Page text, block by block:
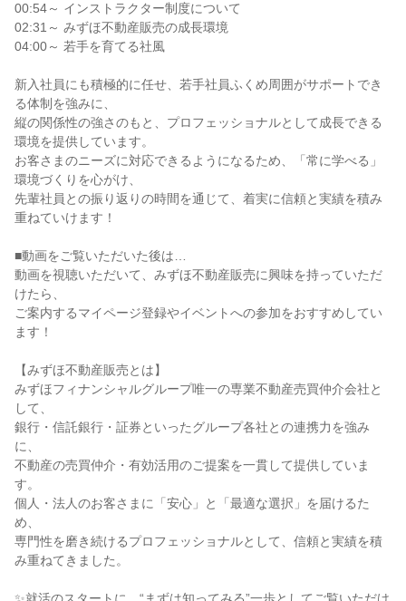
00:54～ インストラクター制度について
02:31～ みずほ不動産販売の成長環境
04:00～ 若手を育てる社風
新入社員にも積極的に任せ、若手社員ふくめ周囲がサポートでき
る体制を強みに、
縦の関係性の強さのもと、プロフェッショナルとして成長できる
環境を提供しています。
お客さまのニーズに対応できるようになるため、「常に学べる」
環境づくりを心がけ、
先輩社員との振り返りの時間を通じて、着実に信頼と実績を積み
重ねていけます！
■動画をご覧いただいた後は…
動画を視聴いただいて、みずほ不動産販売に興味を持っていただ
けたら、
ご案内するマイページ登録やイベントへの参加をおすすめしてい
ます！
【みずほ不動産販売とは】
みずほフィナンシャルグループ唯一の専業不動産売買仲介会社と
して、
銀行・信託銀行・証券といったグループ各社との連携力を強み
に、
不動産の売買仲介・有効活用のご提案を一貫して提供していま
す。
個人・法人のお客さまに「安心」と「最適な選択」を届けるた
め、
専門性を磨き続けるプロフェッショナルとして、信頼と実績を積
み重ねてきました。